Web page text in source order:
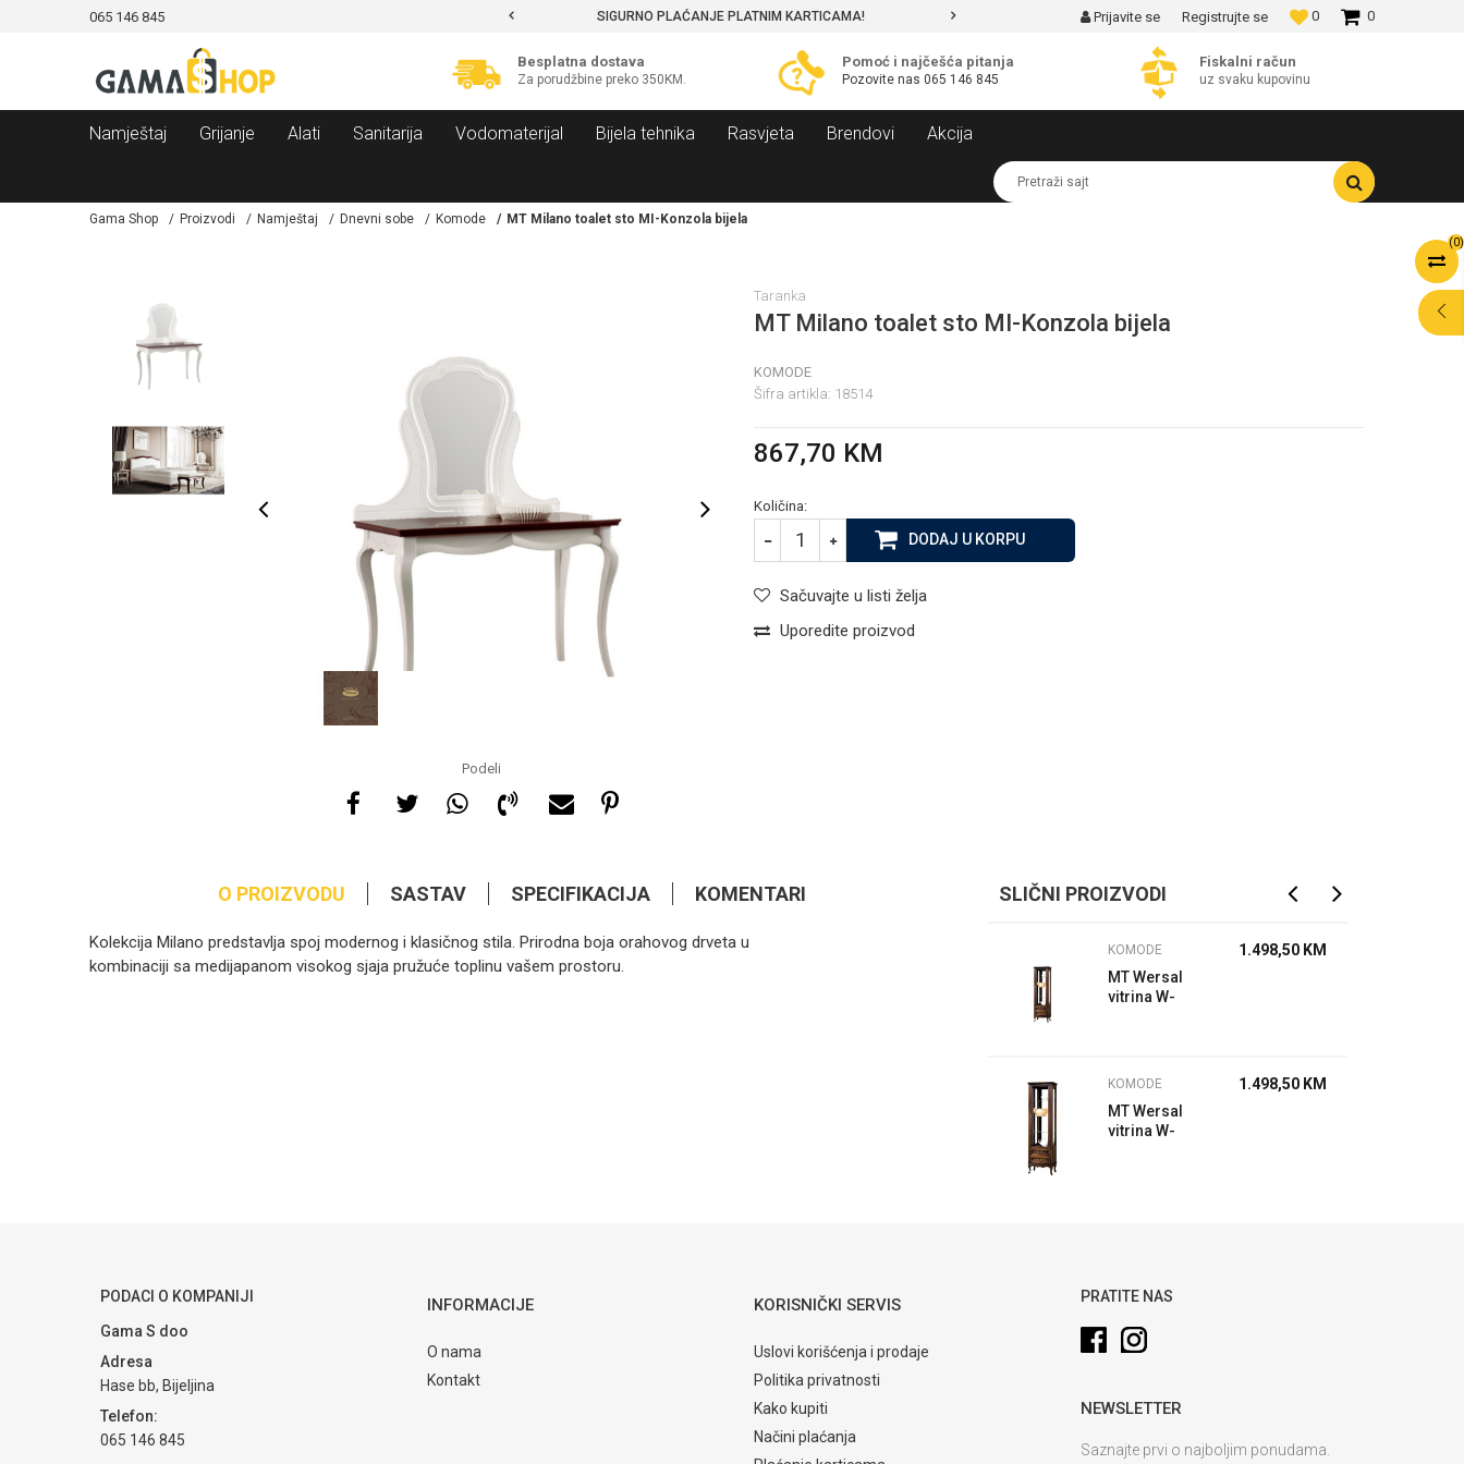
065 146 845 SIGURNO PLAĆANJE PLATNIM KARTICAMA! MOGUĆNOST BESPLATNE ISPORUKE! 0
0
Prijavite se Registrujte se
Besplatna dostava
Za porudžbine preko 350KM.
Pomoć i najčešća pitanja
Pozovite nas 065 146 845
Fiskalni račun
uz svaku kupovinu
Namještaj Grijanje Alati Sanitarija Vodomaterijal Bijela tehnika Rasvjeta Brendovi Akcija
Pretraži sajt
(0)
Gama Shop Proizvodi Namještaj Dnevni sobe Komode MT Milano toalet sto MI-Konzola bijela
Podeli
Taranka
MT Milano toalet sto MI-Konzola bijela
KOMODE
Šifra artikla: 18514
867,70 KM
Količina:
DODAJ U KORPU
Sačuvajte u listi želja
Uporedite proizvod
O PROIZVODU SASTAV SPECIFIKACIJA KOMENTARI
Kolekcija Milano predstavlja spoj modernog i klasičnog stila. Prirodna boja orahovog drveta u
kombinaciji sa medijapanom visokog sjaja pružuće toplinu vašem prostoru.
SLIČNI PROIZVODI
KOMODE KOMODE
MT Wersal
vitrina W-
1.498,50 KM
KOMODE
MT Wersal
vitrina W-
1.498,50 KM
PODACI O KOMPANIJI
Gama S doo
Adresa
Hase bb, Bijeljina
Telefon:
065 146 845
INFORMACIJE
O nama
Kontakt
KORISNIČKI SERVIS
Uslovi korišćenja i prodaje
Politika privatnosti
Kako kupiti
Načini plaćanja
PRATITE NAS
NEWSLETTER
Saznajte prvi o najboljim ponudama.